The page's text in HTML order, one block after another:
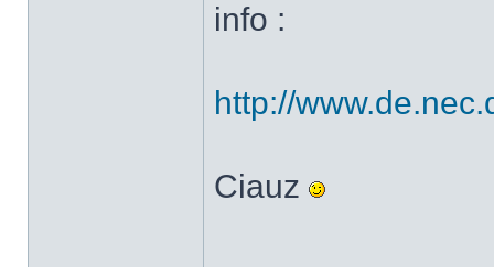
info :
http://
Ciauz